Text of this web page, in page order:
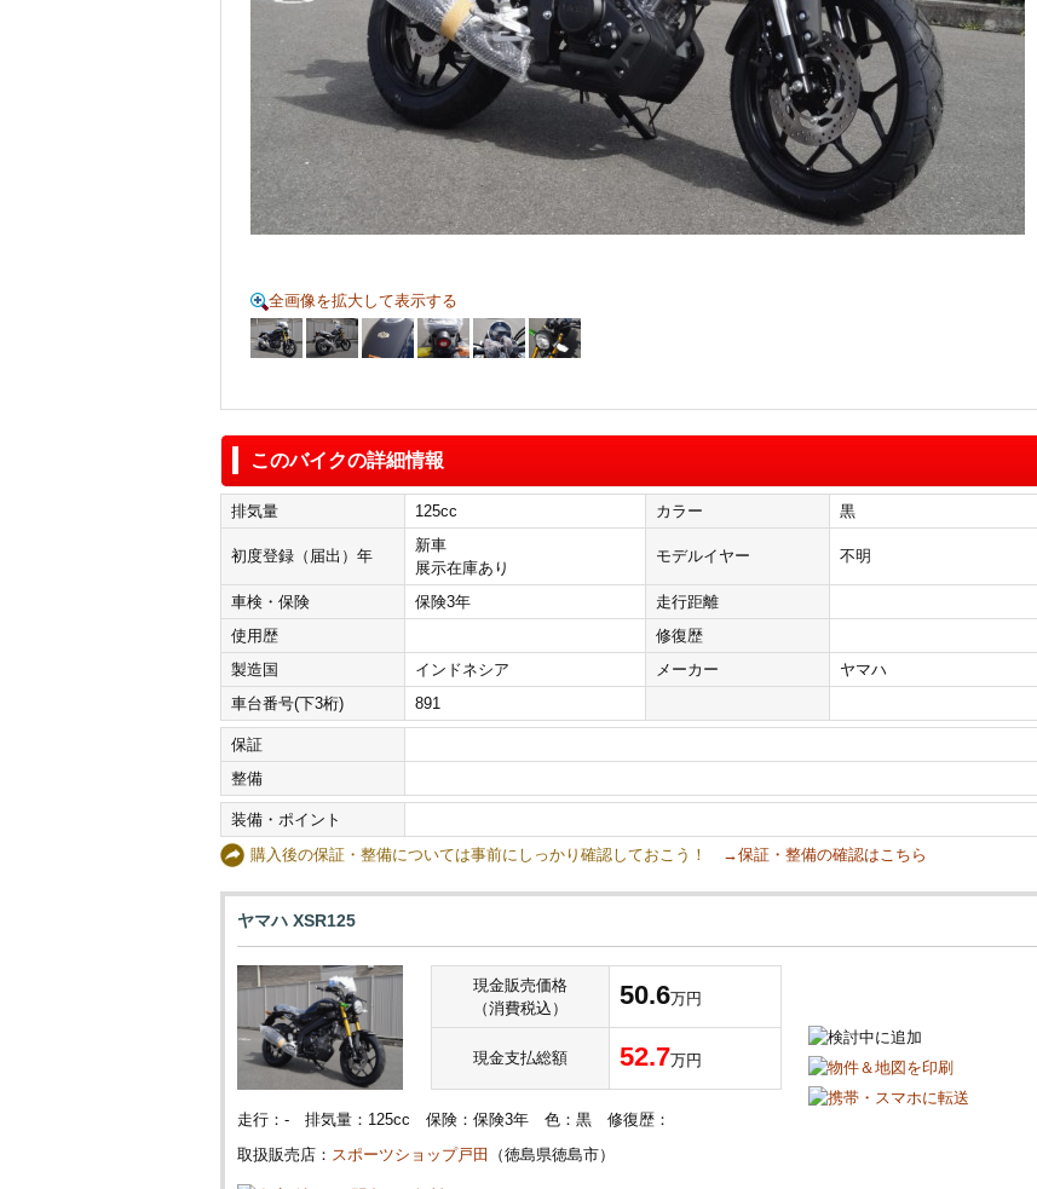
全画像を拡大して表示する
このバイクの詳細情報
排気量 125cc カラー 黒
初度登録（届出）年
新車
展示在庫あり
モデルイヤー 不明
車検・保険 保険3年
走行距離
使用歴
修復歴
製造国
インドネシア メーカー
ヤマハ
車台番号(下3桁)
891
保証
整備
装備・ポイント
購入後の保証・整備については事前にしっかり確認しておこう！
→保証・整備の確認はこちら
ヤマハ XSR125
現金販売価格
（消費税込）
50.6万円
現金支払総額 52.7万円
走行：- 排気量：125cc 保険：保険3年 色：黒 修復歴：
取扱販売店： スポーツショップ戸田 （徳島県徳島市）